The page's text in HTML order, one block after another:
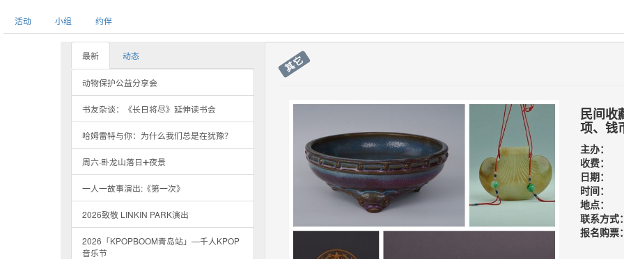
活动 小组 约伴
最新 动态
动物保护公益分享会
书友杂谈：《长日将尽》延伸读书会
哈姆雷特与你：为什么我们总是在犹豫？
周六·卧龙山落日➕夜景
一人一故事演出:《第一次》
2026致敬 LINKIN PARK演出
2026「KPOPBOOM青岛站」—千人KPOP
音乐节
其它
民间收
项、钱
主办：
收费：
日期：
时间：
地点：
联系方式
报名购票